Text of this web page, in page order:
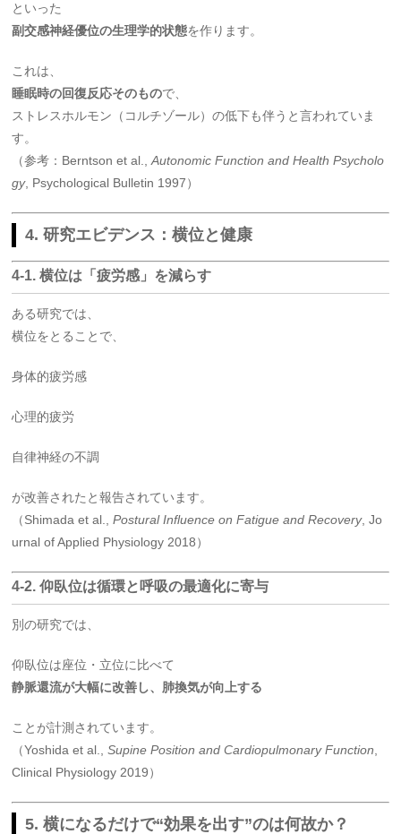
といった
副交感神経優位の生理学的状態を作ります。
これは、
睡眠時の回復反応そのもので、
ストレスホルモン（コルチゾール）の低下も伴うと言われていま
す。
（参考：Berntson et al.,Autonomic Function and Health Psycholo
gy, Psychological Bulletin 1997）
4. 研究エビデンス：横位と健康
4-1. 横位は「疲労感」を減らす
ある研究では、
横位をとることで、
身体的疲労感
心理的疲労
自律神経の不調
が改善されたと報告されています。
（Shimada et al.,Postural Influence on Fatigue and Recovery, Jo
urnal of Applied Physiology 2018）
4-2. 仰臥位は循環と呼吸の最適化に寄与
別の研究では、
仰臥位は座位・立位に比べて
静脈還流が大幅に改善し、肺換気が向上する
ことが計測されています。
（Yoshida et al.,Supine Position and Cardiopulmonary Function
Clinical Physiology 2019）
5. 横になるだけで“効果を出す”のは何故か？